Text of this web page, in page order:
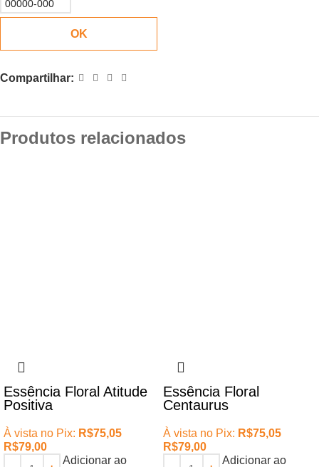
OK
Compartilhar:
Produtos relacionados
Essência Floral Atitude
Positiva
À vista no Pix: R$75,05
R$79,00
Adicionar ao
Essência Floral
Centaurus
À vista no Pix: R$75,05
R$79,00
Adicionar ao